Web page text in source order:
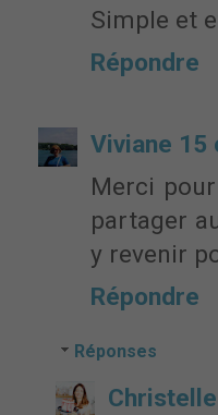
Simple et
Répondre
Viviane 15
Merci
partager
y revenir
Répondre
Réponses